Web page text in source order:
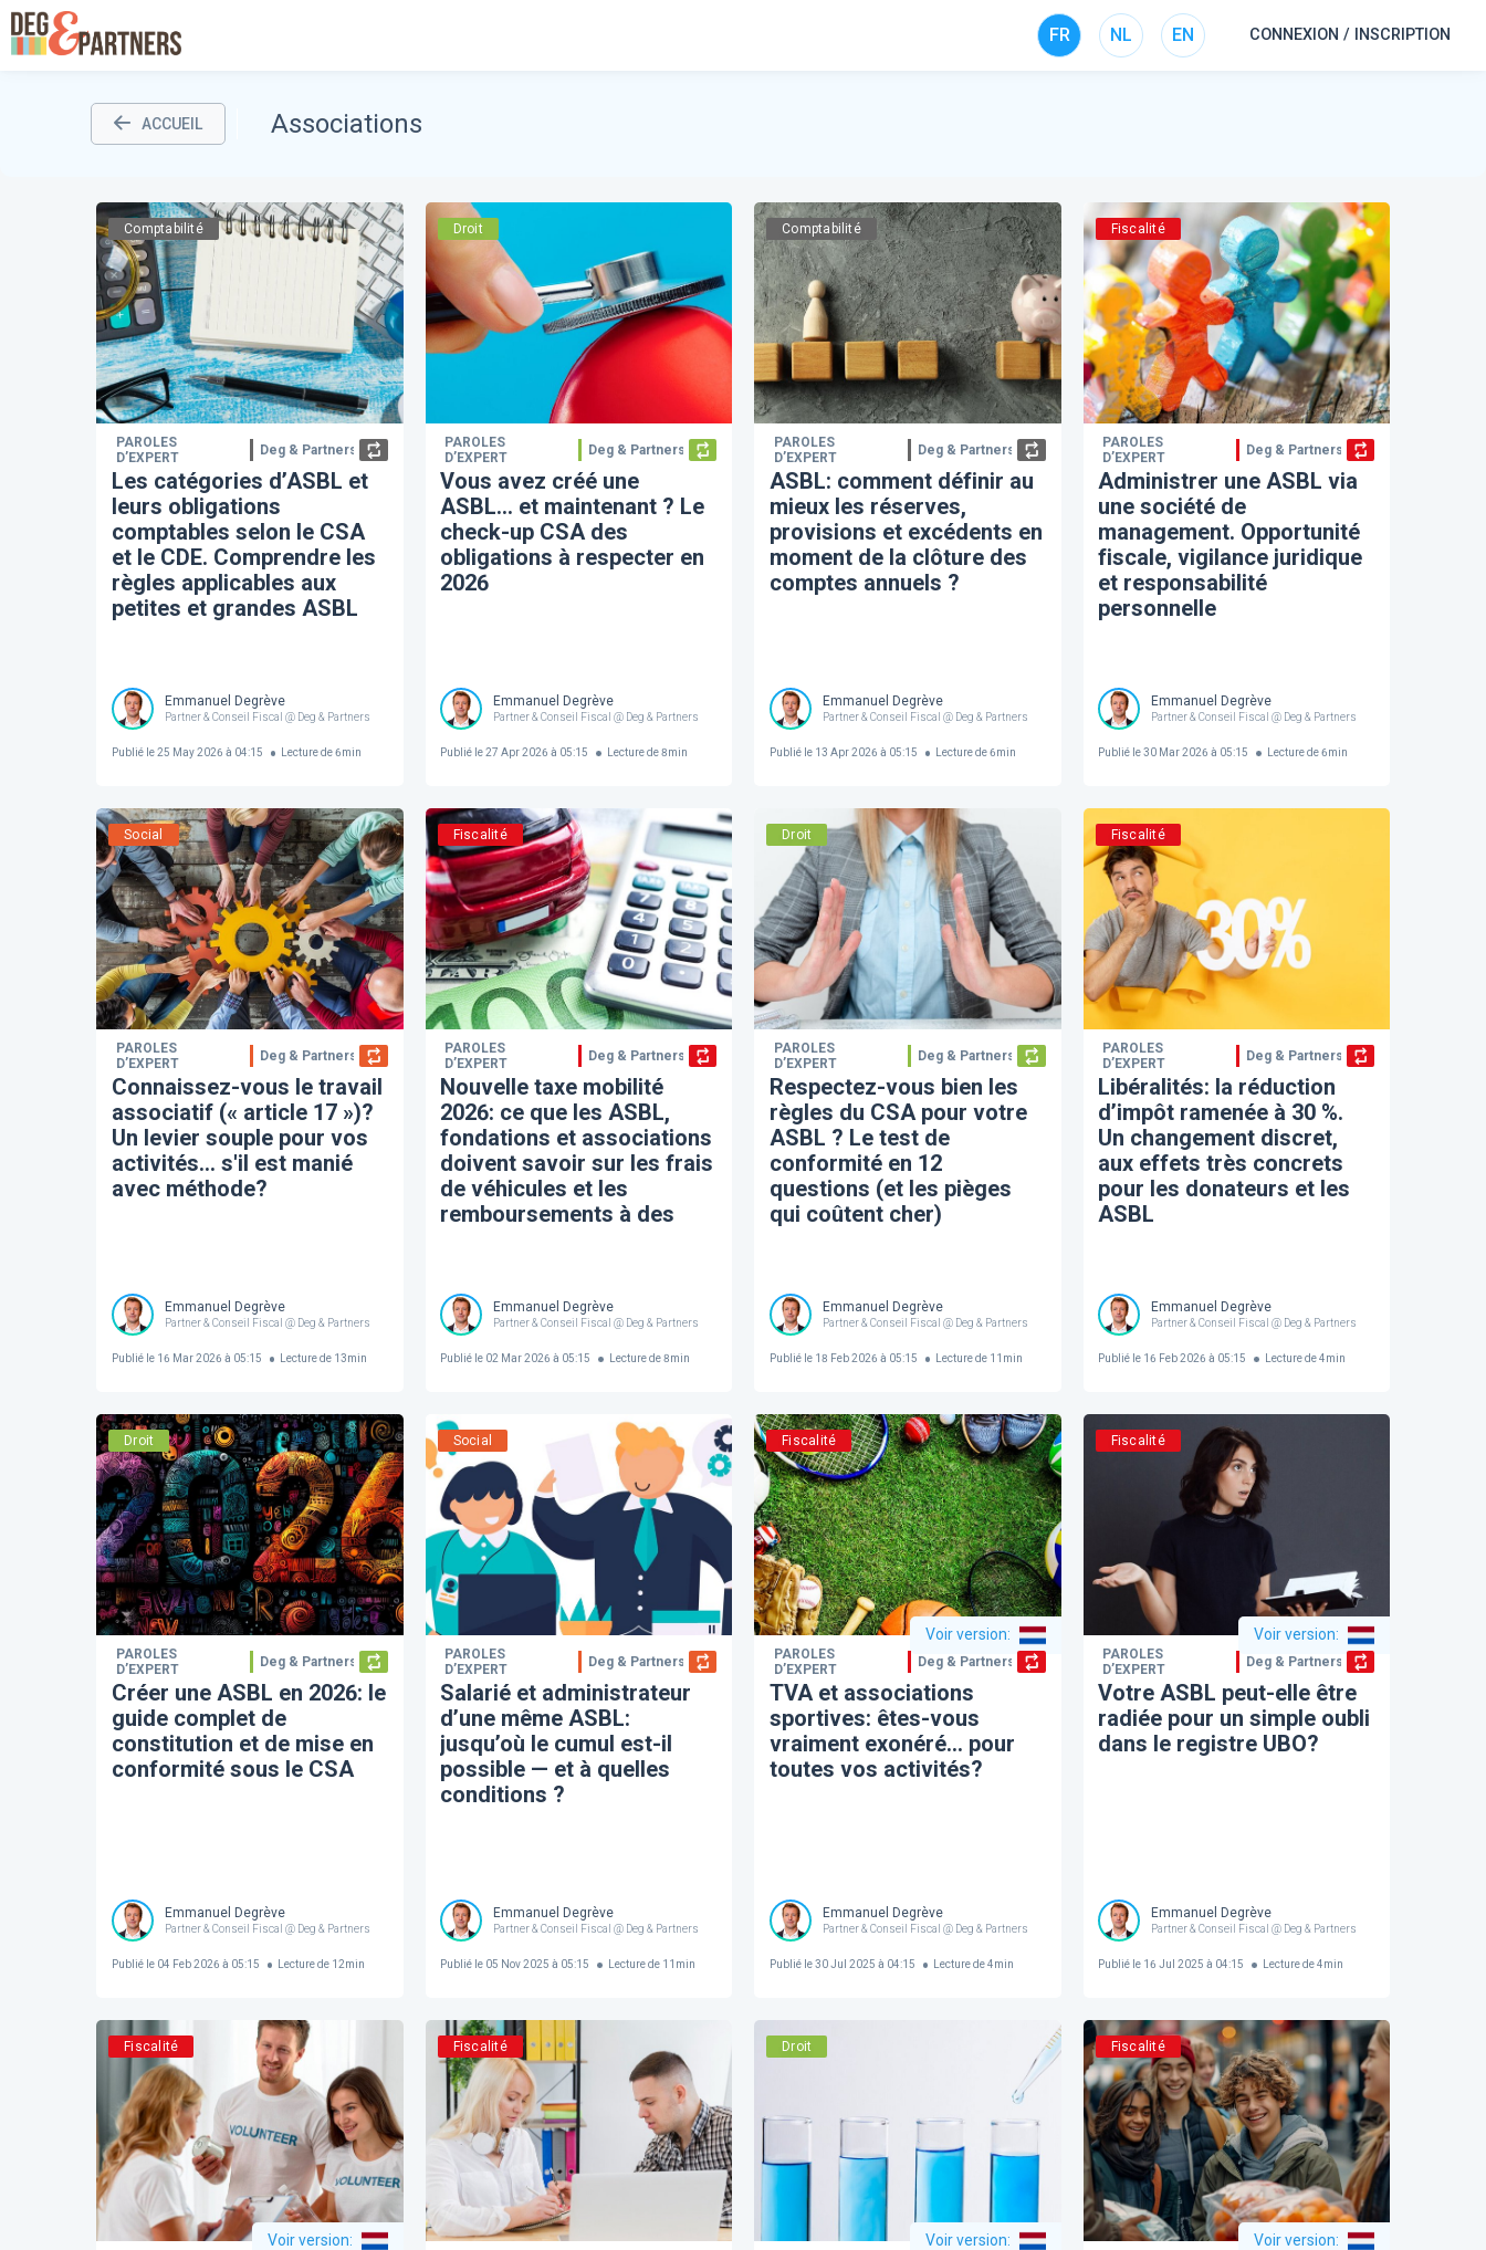
FR NL EN CONNEXION / INSCRIPTION
ACCUEIL Associations
Comptabilité
PAROLES
D’EXPERT
Deg & Partners
Les catégories d’ASBL et
leurs obligations
comptables selon le CSA
et le CDE. Comprendre les
règles applicables aux
petites et grandes ASBL
Emmanuel Degrève
Partner & Conseil Fiscal @ Deg & Partners
Publié le25 May 2026 à 04:15 Lecture de6min
Droit
PAROLES
D’EXPERT
Deg & Partners
Vous avez créé une
ASBL… et maintenant ? Le
check-up CSA des
obligations à respecter en
2026
Emmanuel Degrève
Partner & Conseil Fiscal @ Deg & Partners
Publié le27 Apr 2026 à 05:15 Lecture de 8min
Comptabilité
PAROLES
D’EXPERT
Deg & Partners
ASBL: comment définir au
mieux les réserves,
provisions et excédents en
moment de la clôture des
comptes annuels ?
Emmanuel Degrève
Partner & Conseil Fiscal @ Deg & Partners
Publié le13 Apr 2026 à 05:15 Lecture de6min
Fiscalité
PAROLES
D’EXPERT
Deg & Partners
Administrer une ASBL via
une société de
management. Opportunité
fiscale, vigilance juridique
et responsabilité
personnelle
Emmanuel Degrève
Partner & Conseil Fiscal @ Deg & Partners
Publié le30 Mar 2026 à 05:15 Lecture de 6min
Social
PAROLES
D’EXPERT
Deg & Partners
Connaissez-vous le travail
associatif (« article 17 »)?
Un levier souple pour vos
activités… s'il est manié
avec méthode?
Emmanuel Degrève
Partner & Conseil Fiscal @ Deg & Partners
Publié le16 Mar 2026 à 05:15 Lecture de 13min
Fiscalité
PAROLES
D’EXPERT
Deg & Partners
Nouvelle taxe mobilité
2026: ce que les ASBL,
fondations et associations
doivent savoir sur les frais
de véhicules et les
remboursements à des
Emmanuel Degrève
Partner & Conseil Fiscal @ Deg & Partners
Publié le 02 Mar 2026 à 05:15 Lecture de 8min
Droit
PAROLES
D’EXPERT
Deg & Partners
Respectez-vous bien les
règles du CSA pour votre
ASBL ? Le test de
conformité en 12
questions (et les pièges
qui coûtent cher)
Emmanuel Degrève
Partner & Conseil Fiscal @ Deg & Partners
Publié le18 Feb 2026 à 05:15 Lecture de 11 min
Fiscalité
PAROLES
D’EXPERT
Deg & Partners
Libéralités: la réduction
d’impôt ramenée à 30 %.
Un changement discret,
aux effets très concrets
pour les donateurs et les
ASBL
Emmanuel Degrève
Partner & Conseil Fiscal @ Deg & Partners
Publié le 16 Feb 2026 à 05:15 Lecture de 4min
Droit
PAROLES
D’EXPERT
Deg & Partners
Créer une ASBL en 2026: le
guide complet de
constitution et de mise en
conformité sous le CSA
Emmanuel Degrève
Partner & Conseil Fiscal @ Deg & Partners
Publié le04 Feb 2026 à 05:15 Lecture de 12min
Social
PAROLES
D’EXPERT
Deg & Partners
Salarié et administrateur
d’une même ASBL:
jusqu’où le cumul est-il
possible — et à quelles
conditions ?
Emmanuel Degrève
Partner & Conseil Fiscal @ Deg & Partners
Publié le 05 Nov 2025 à 05:15 Lecture de 11 min
Fiscalité
Voir version:
PAROLES
D’EXPERT
Deg & Partners
TVA et associations
sportives: êtes-vous
vraiment exonéré… pour
toutes vos activités?
Emmanuel Degrève
Partner & Conseil Fiscal @ Deg & Partners
Publié le30 Jul 2025 à 04:15 Lecture de4min
Fiscalité
Voir version:
PAROLES
D’EXPERT
Deg & Partners
Votre ASBL peut-elle être
radiée pour un simple oubli
dans le registre UBO?
Emmanuel Degrève
Partner & Conseil Fiscal @ Deg & Partners
Publié le 16 Jul 2025 à 04:15 Lecture de 4min
Fiscalité
Voir version:
Fiscalité Droit
Voir version:
Fiscalité
Voir version: